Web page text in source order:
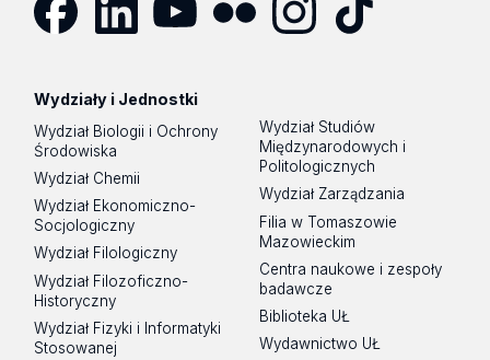
Wydziały i Jednostki
Wydział Biologii i Ochrony
Środowiska
Wydział Chemii
Wydział Ekonomiczno-
Socjologiczny
Wydział Filologiczny
Wydział Filozoficzno-
Historyczny
Wydział Fizyki i Informatyki
Stosowanej
Wydział Studiów
Międzynarodowych i
Politologicznych
Wydział Zarządzania
Filia w Tomaszowie
Mazowieckim
Centra naukowe i zespoły
badawcze
Biblioteka UŁ
Wydawnictwo UŁ